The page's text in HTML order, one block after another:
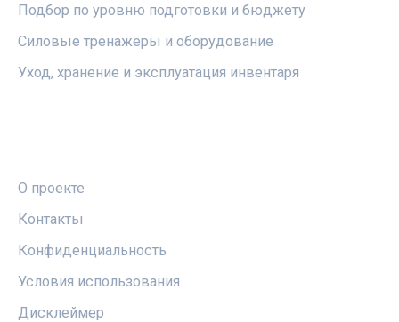
Подбор по уровню подготовки и бюджету
Силовые тренажёры и оборудование
Уход, хранение и эксплуатация инвентаря
О проекте
Контакты
Конфиденциальность
Условия использования
Дисклеймер